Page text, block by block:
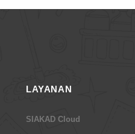
LAYANAN
SIAKAD Cloud